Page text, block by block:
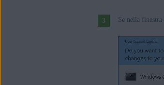
Se nella finestra